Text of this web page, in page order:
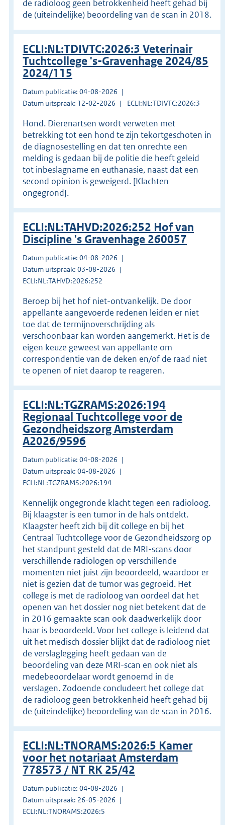
de radioloog geen betrokkenheid heeft gehad bij
de (uiteindelijke) beoordeling van de scan in 2018.
ECLI:NL:TDIVTC:2026:3 Veterinair
Tuchtcollege 's-Gravenhage 2024/85
2024/115
Datum publicatie: 04-08-2026
Datum uitspraak: 12-02-2026
ECLI:NL:TDIVTC:2026:3
Hond. Dierenartsen wordt verweten met
betrekking tot een hond te zijn tekortgeschoten in
de diagnosestelling en dat ten onrechte een
melding is gedaan bij de politie die heeft geleid
tot inbeslagname en euthanasie, naast dat een
second opinion is geweigerd. [Klachten
ongegrond].
ECLI:NL:TAHVD:2026:252 Hof van
Discipline 's Gravenhage 260057
Datum publicatie: 04-08-2026
Datum uitspraak: 03-08-2026
ECLI:NL:TAHVD:2026:252
Beroep bij het hof niet-ontvankelijk. De door
appellante aangevoerde redenen leiden er niet
toe dat de termijnoverschrijding als
verschoonbaar kan worden aangemerkt. Het is de
eigen keuze geweest van appellante om
correspondentie van de deken en/of de raad niet
te openen of niet daarop te reageren.
ECLI:NL:TGZRAMS:2026:194
Regionaal Tuchtcollege voor de
Gezondheidszorg Amsterdam
A2026/9596
Datum publicatie: 04-08-2026
Datum uitspraak: 04-08-2026
ECLI:NL:TGZRAMS:2026:194
Kennelijk ongegronde klacht tegen een radioloog.
Bij klaagster is een tumor in de hals ontdekt.
Klaagster heeft zich bij dit college en bij het
Centraal Tuchtcollege voor de Gezondheidszorg op
het standpunt gesteld dat de MRI-scans door
verschillende radiologen op verschillende
momenten niet juist zijn beoordeeld, waardoor er
niet is gezien dat de tumor was gegroeid. Het
college is met de radioloog van oordeel dat het
openen van het dossier nog niet betekent dat de
in 2016 gemaakte scan ook daadwerkelijk door
haar is beoordeeld. Voor het college is leidend dat
uit het medisch dossier blijkt dat de radioloog niet
de verslaglegging heeft gedaan van de
beoordeling van deze MRI-scan en ook niet als
medebeoordelaar wordt genoemd in de
verslagen. Zodoende concludeert het college dat
de radioloog geen betrokkenheid heeft gehad bij
de (uiteindelijke) beoordeling van de scan in 2016.
ECLI:NL:TNORAMS:2026:5 Kamer
voor het notariaat Amsterdam
778573 / NT RK 25/42
Datum publicatie: 04-08-2026
Datum uitspraak: 26-05-2026
ECLI:NL:TNORAMS:2026:5